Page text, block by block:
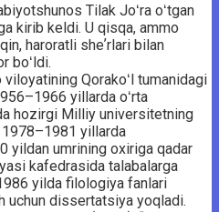
Tilak Joʻra oʻtgan
kirib keldi. U qisqa, ammo
haroratli sheʼrlari bilan
boʻldi.
Qorakoʻl tumanidagi
yillarda oʻrta
hozirgi Milliy universitetning
yillarda
yildan umrining oxiriga qadar
kafedrasida talabalarga
yilda filologiya fanlari
uchun dissertatsiya yoqladi.